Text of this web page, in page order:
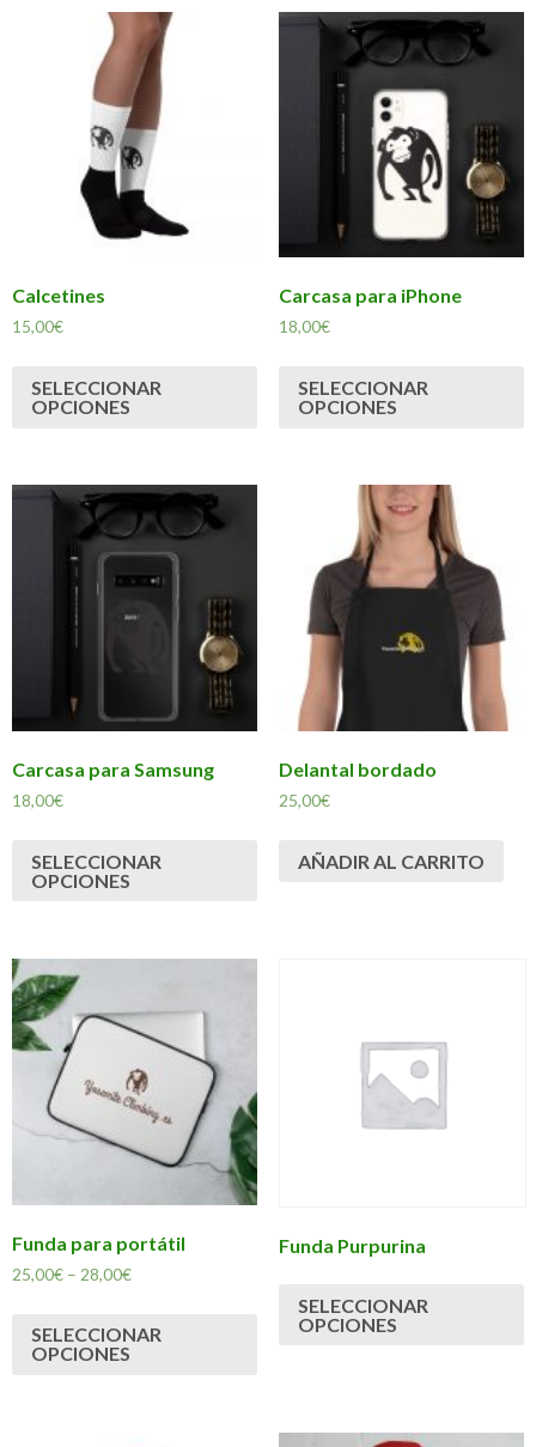
Calcetines
15,00€
SELECCIONAR
OPCIONES
Carcasa para iPhone
18,00€
SELECCIONAR
OPCIONES
Carcasa para Samsung
18,00€
SELECCIONAR
OPCIONES
Delantal bordado
25,00€
AÑADIR AL CARRITO
Funda para portátil
25,00€ – 28,00€
SELECCIONAR
OPCIONES
Funda Purpurina
SELECCIONAR
OPCIONES